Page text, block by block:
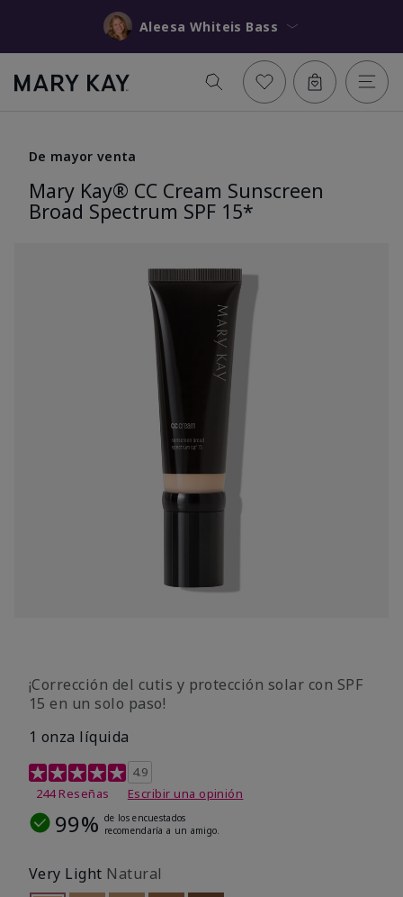
Aleesa Whiteis Bass
De mayor venta
Mary Kay® CC Cream Sunscreen
Broad Spectrum SPF 15*
¡Corrección del cutis y protección solar con SPF
15 en un solo paso!
1 onza líquida
Calificación de clientes de 3,7 de 5
4.9
244 Reseñas
Escribir una opinión
99% de los encuestados
recomendaría a un amigo.
Very Light Natural